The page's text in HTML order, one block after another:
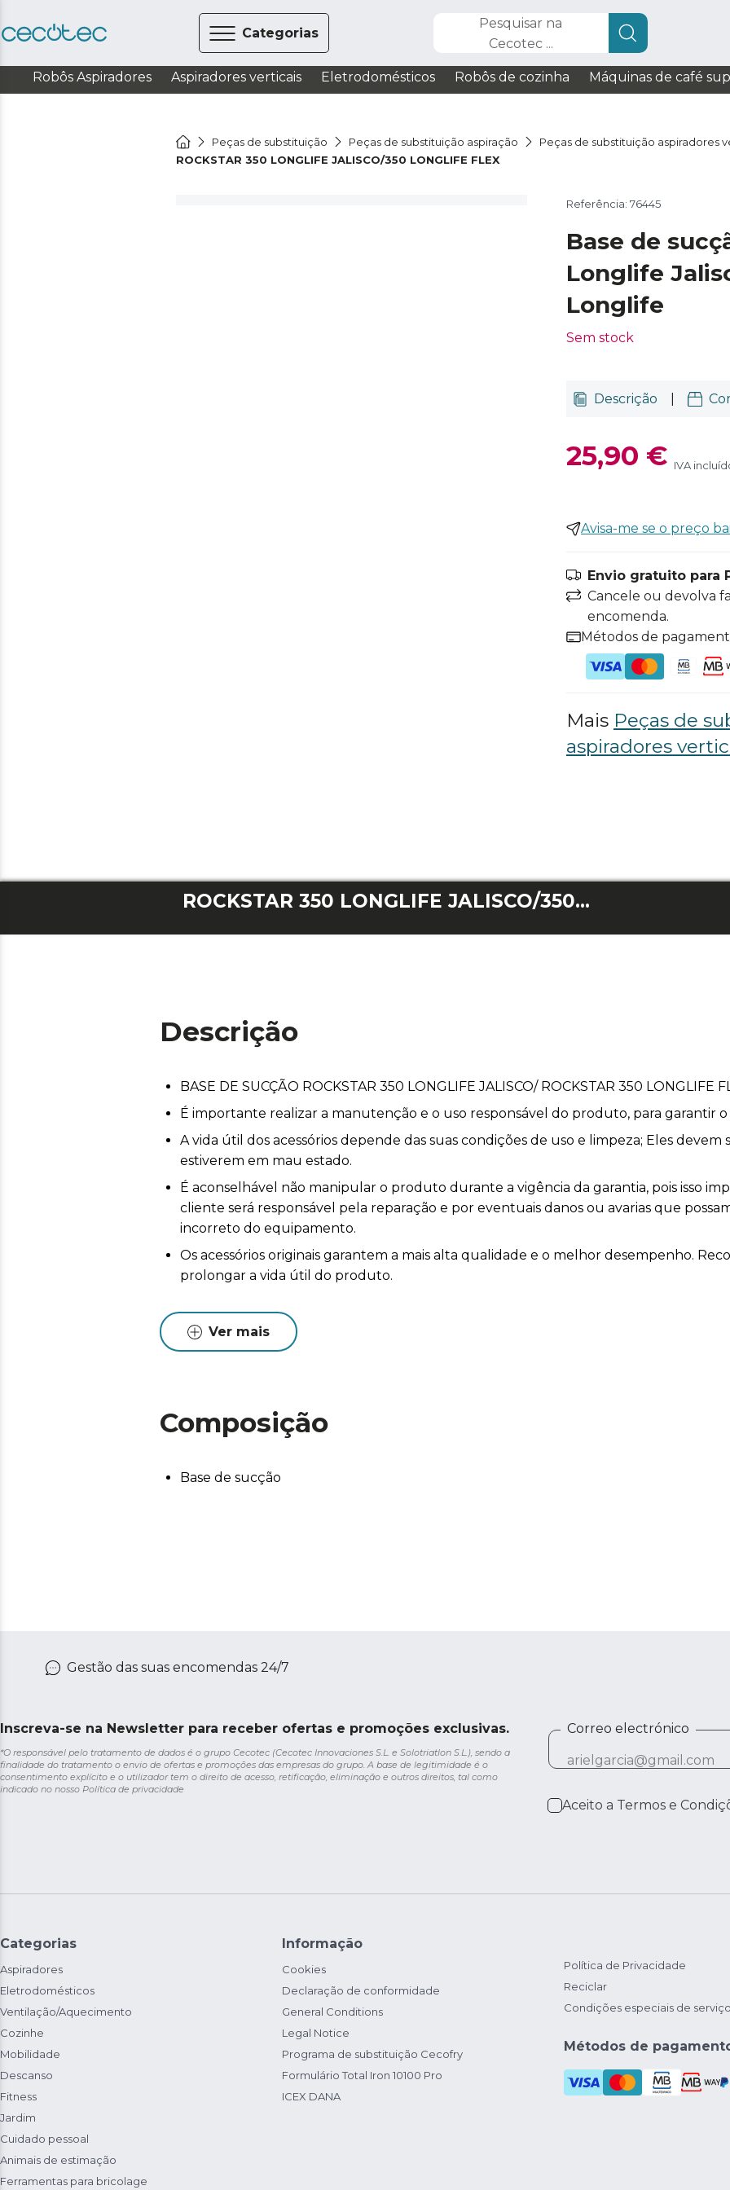
Categorias
Pesquisar na
Cecotec ...
Robôs Aspiradores Aspiradores verticais Eletrodomésticos Robôs de cozinha Máquinas de café
Peças de substituição Peças de substituição aspiração
Peças de substituição aspiradores
ROCKSTAR 350 LONGLIFE JALISCO/350 LONGLIFE FLEX
Referência: 76445
Base de
Longlife
Longlife
Sem stock
Descrição
25,90 € IVA
Avisa-me se o preço
Envio gratuito para
Cancele ou devolva
encomenda.
Métodos de
Mais Peças de
aspiradores
ROCKSTAR 350 LONGLIFE JALISCO/350 LONGLIFE FLEX
Descrição
BASE DE SUCÇÃO ROCKSTAR 350 LONGLIFE JALISCO/ ROCKSTAR 350 LONGLIFE
É importante realizar a manutenção e o uso responsável do produto, para garantir
A vida útil dos acessórios depende das suas condições de uso e limpeza; Eles
estiverem em mau estado.
É aconselhável não manipular o produto durante a vigência da garantia, pois isso
cliente será responsável pela reparação e por eventuais danos ou avarias que
incorreto do equipamento.
Os acessórios originais garantem a mais alta qualidade e o melhor desempenho.
prolongar a vida útil do produto.
Ver mais
Composição
Base de sucção
Gestão das suas encomendas 24/7
Inscreva-se na Newsletter para receber ofertas e promoções exclusivas.
*O responsável pelo tratamento de dados é o grupo Cecotec (Cecotec Innovaciones S.L. e Solotriatlon S.L.), sendo a
finalidade do tratamento o envio de ofertas e promoções das empresas do grupo. A base de legitimidade é o
consentimento explícito e o utilizador tem o direito de acesso, retificação, eliminação e outros direitos, tal como
indicado no nosso Política de privacidade
Correo electrónico
Aceito a Termos e
Categorias
Aspiradores
Eletrodomésticos
Ventilação/Aquecimento
Cozinhe
Mobilidade
Descanso
Fitness
Jardim
Cuidado pessoal
Animais de estimação
Ferramentas para bricolage
Informação
Cookies
Declaração de conformidade
General Conditions
Legal Notice
Programa de substituição Cecofry
Formulário Total Iron 10100 Pro
ICEX DANA
Política de Privacidade
Reciclar
Condições especiais de
Métodos de